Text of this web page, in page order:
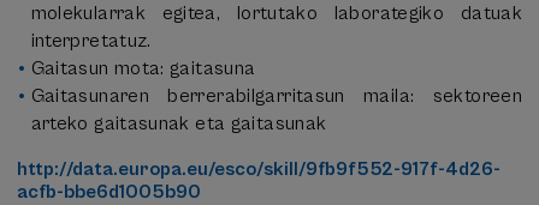
molekularrak egitea, lortutako laborategiko datuak
interpretatuz.
Gaitasun mota: gaitasuna
Gaitasunaren berrerabilgarritasun maila: sektoreen
arteko gaitasunak eta gaitasunak
http://data.europa.eu/esco/skill/9fb9f552-917f-4d26-
acfb-bbe6d1005b90